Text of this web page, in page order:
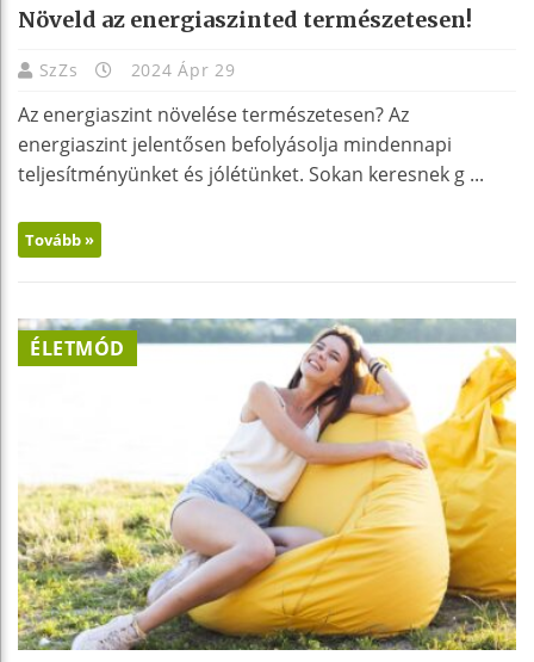
Növeld az energiaszinted természetesen!
SzZs 2024 Ápr 29
Az energiaszint növelése természetesen? Az
energiaszint jelentősen befolyásolja mindennapi
teljesítményünket és jólétünket. Sokan keresnek g ...
Tovább »
ÉLETMÓD